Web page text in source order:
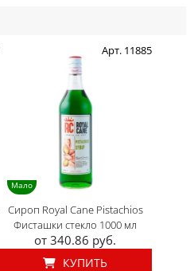
Мало
Арт. 11885
Сироп Royal Cane Pistachios
Фисташки стекло 1000 мл
от 340.86 руб.
КУПИТЬ